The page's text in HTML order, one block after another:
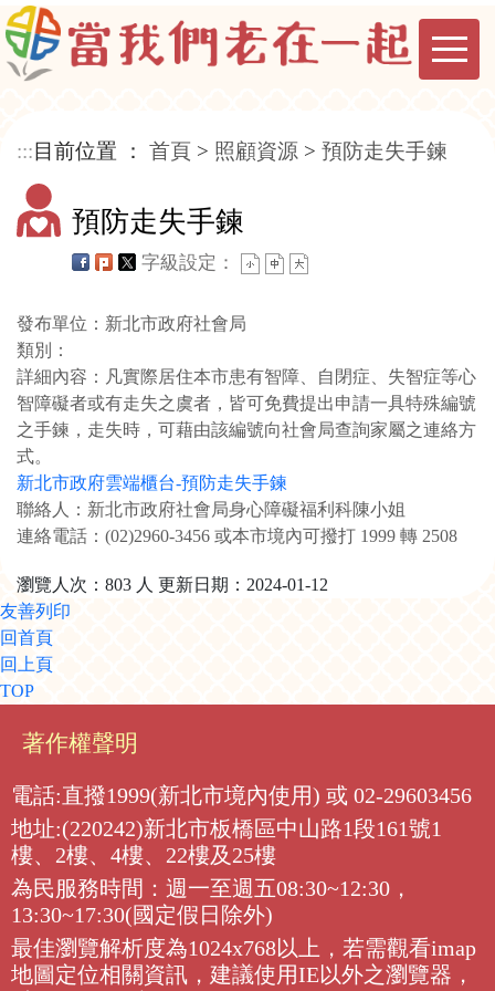
::: 目前位置 ： 首頁 > 照顧資源 > 預防走失手鍊
預防走失手鍊
字級設定：
發布單位：新北市政府社會局
類別：
詳細內容：凡實際居住本市患有智障、自閉症、失智症等心
智障礙者或有走失之虞者，皆可免費提出申請一具特殊編號
之手鍊，走失時，可藉由該編號向社會局查詢家屬之連絡方
式。
新北市政府雲端櫃台-預防走失手鍊
聯絡人：新北市政府社會局身心障礙福利科陳小姐
連絡電話：(02)2960-3456 或本市境內可撥打 1999 轉 2508
瀏覽人次：803 人 更新日期：2024-01-12
友善列印
回首頁
回上頁
TOP
著作權聲明
電話:直撥1999(新北市境內使用) 或 02-29603456
地址:(220242)新北市板橋區中山路1段161號1
樓、2樓、4樓、22樓及25樓
為民服務時間：週一至週五08:30~12:30，
13:30~17:30(國定假日除外)
最佳瀏覽解析度為1024x768以上，若需觀看imap
地圖定位相關資訊，建議使用IE以外之瀏覽器，